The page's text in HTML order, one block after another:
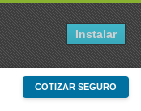
COTIZAR SEGURO
Instalar